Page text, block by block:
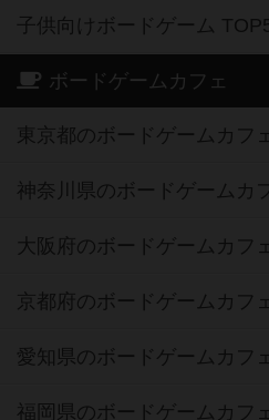
子供向けボードゲーム
ボードゲームカフェ
東京都のボードゲームカフ
神奈川県のボードゲームカ
大阪府のボードゲームカフ
京都府のボードゲームカフ
愛知県のボードゲームカフ
福岡県のボードゲームカフ